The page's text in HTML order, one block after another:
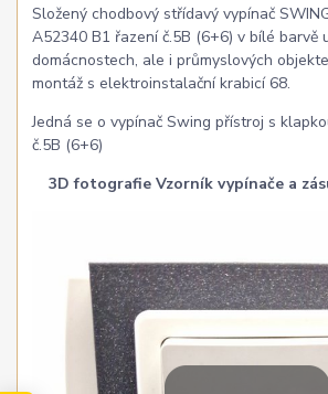
Složený chodbový střídavý vypínač
A52340 B1 řazení č.5B (6+6) v bílé barvě
domácnostech, ale i průmyslových
montáž s elektroinstalační krabicí 68.
Jedná se o vypínač Swing přístroj s
č.5B (6+6)
3D fotografie Vzorník vypínače a